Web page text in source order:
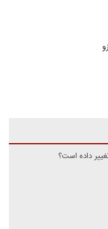
داده است؟